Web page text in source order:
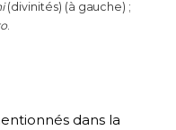
(divinités) (à gauche) ;
.
dans la